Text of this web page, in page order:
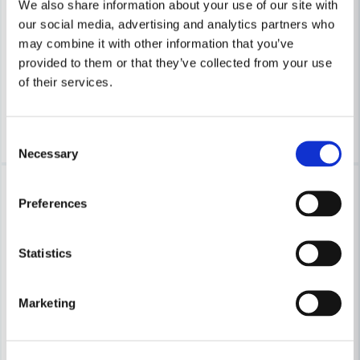
We also share information about your use of our site with
our social media, advertising and analytics partners who
may combine it with other information that you’ve
provided to them or that they’ve collected from your use
of their services.
Selection
Necessary
Preferences
Statistics
Marketing
BOSCH PROFESSIONAL
Bosch Cirkelsågsklinga 165x20x2,2mm 4T EXPERT FOR
1 052 kr
750 kr
BOSCH PROFESSIONAL
Bosch Cirkelsågsklinga